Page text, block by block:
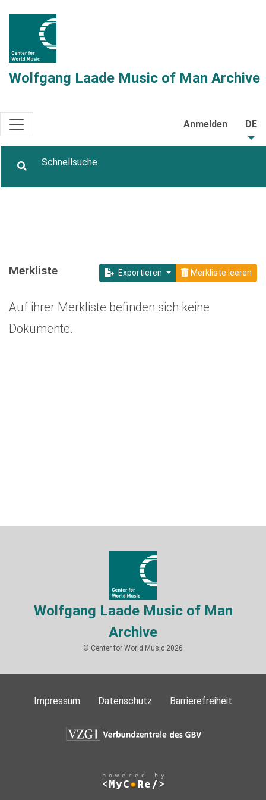
Wolfgang Laade Music of Man Archive
Anmelden DE
Exportieren Merkliste leeren
Merkliste
Auf ihrer Merkliste befinden sich keine
Dokumente.
Wolfgang Laade Music of Man
Archive
© Center for World Music 2026
Impressum Datenschutz Barrierefreiheit